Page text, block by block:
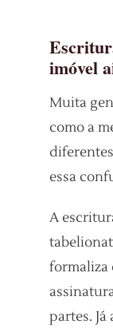
imóvel
Muita
como a
essa
A
formaliza
partes.